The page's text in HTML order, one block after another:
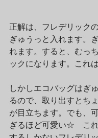
正解は、フレデリック
ぎゅうっと入れます。
れます。すると、むっ
ックになります。これ
しかしエコバッグはぎ
るので、取り出すとち
が目立ちます。でも、
ぎるほど可愛い☆　こ